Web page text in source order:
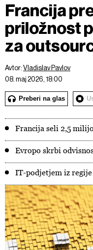
Francija
priložnost
za
Avtor:Vladislav Pavlov
08. maj 2026, 18:00
Preberi na glas
Francija seli 2,5
Evropo skrbi
IT-podjetjem iz